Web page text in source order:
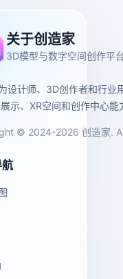
关于创造家
3D模型与数字空间创作平
设计师、3D创作者和行业
示、XR空间和创作中心能
© 2024-2026 创造家.